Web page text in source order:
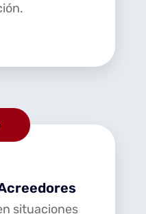
situaciones